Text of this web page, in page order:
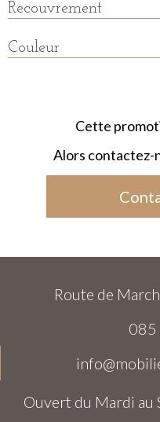
Recouvrement
Couleur
Cette
Alors contactez-
Route de
085
Ouvert du Mardi au